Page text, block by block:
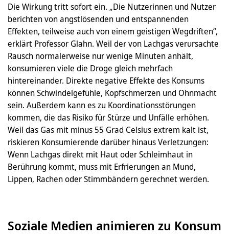
Die Wirkung tritt sofort ein. „Die Nutzerinnen und Nutzer
berichten von angstlösenden und entspannenden
Effekten, teilweise auch von einem geistigen Wegdriften“,
erklärt Professor Glahn. Weil der von Lachgas verursachte
Rausch normalerweise nur wenige Minuten anhält,
konsumieren viele die Droge gleich mehrfach
hintereinander. Direkte negative Effekte des Konsums
können Schwindelgefühle, Kopfschmerzen und Ohnmacht
sein. Außerdem kann es zu Koordinationsstörungen
kommen, die das Risiko für Stürze und Unfälle erhöhen.
Weil das Gas mit minus 55 Grad Celsius extrem kalt ist,
riskieren Konsumierende darüber hinaus Verletzungen:
Wenn Lachgas direkt mit Haut oder Schleimhaut in
Berührung kommt, muss mit Erfrierungen an Mund,
Lippen, Rachen oder Stimmbändern gerechnet werden.
Soziale Medien animieren zu Konsum